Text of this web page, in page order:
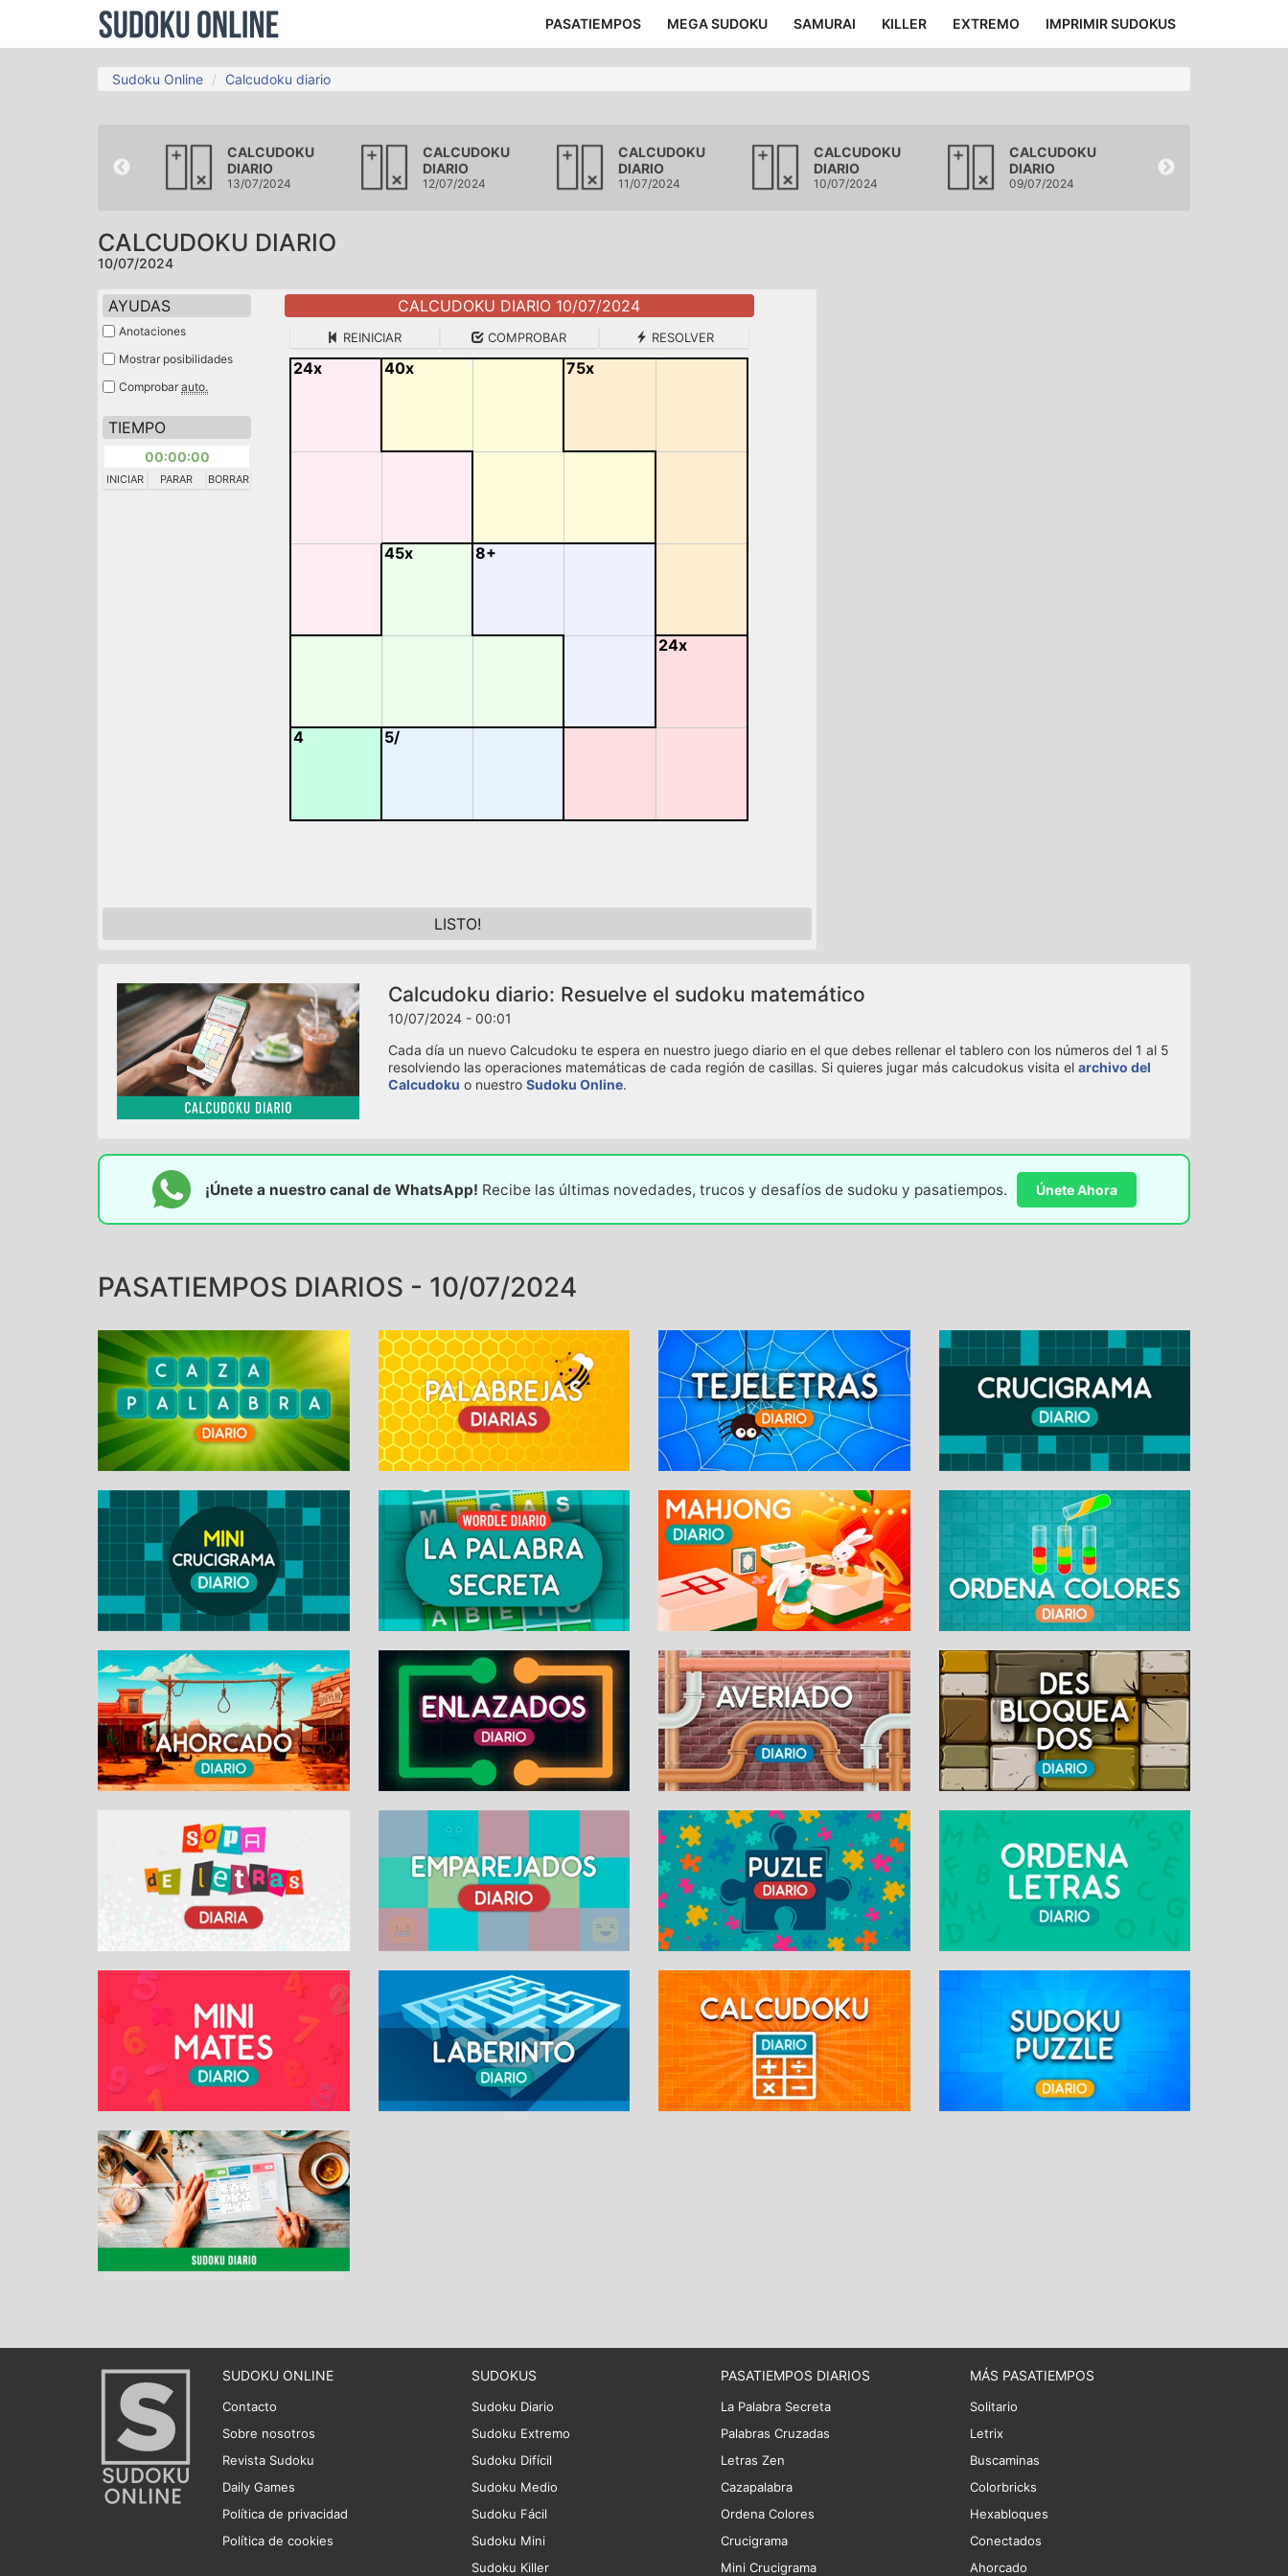
PASATIEMPOS MEGA SUDOKU SAMURAI KILLER EXTREMO IMPRIMIR SUDOKUS
Sudoku Online Calcudoku diario
CALCUDOKU
DIARIO
13/07/2024
CALCUDOKU
DIARIO
12/07/2024
CALCUDOKU
DIARIO
11/07/2024
CALCUDOKU
DIARIO
10/07/2024
CALCUDOKU
DIARIO
09/07/2024
CALCUDOKU DIARIO
10/07/2024
CALCUDOKU DIARIO 10/07/2024
REINICIAR COMPROBAR RESOLVER
24x 40x 75x
45x 8+
24x
4 5/
AYUDAS
Anotaciones
Mostrar posibilidades
Comprobar auto.
TIEMPO
00:00:00
INICIAR PARAR BORRAR
LISTO!
Calcudoku diario: Resuelve el sudoku matemático
10/07/2024 - 00:01
Cada día un nuevo Calcudoku te espera en nuestro juego diario en el que debes rellenar el tablero con los números del 1 al 5
resolviendo las operaciones matemáticas de cada región de casillas. Si quieres jugar más calcudokus visita el archivo del
Calcudoku o nuestro Sudoku Online.
¡Únete a nuestro canal de WhatsApp! Recibe las últimas novedades, trucos y desafíos de sudoku y pasatiempos. Únete Ahora
PASATIEMPOS DIARIOS - 10/07/2024
SUDOKU ONLINE
Contacto
Sobre nosotros
Revista Sudoku
Daily Games
Política de privacidad
Política de cookies
SUDOKUS
Sudoku Diario
Sudoku Extremo
Sudoku Difícil
Sudoku Medio
Sudoku Fácil
Sudoku Mini
Sudoku Killer
PASATIEMPOS DIARIOS
La Palabra Secreta
Palabras Cruzadas
Letras Zen
Cazapalabra
Ordena Colores
Crucigrama
Mini Crucigrama
MÁS PASATIEMPOS
Solitario
Letrix
Buscaminas
Colorbricks
Hexabloques
Conectados
Ahorcado